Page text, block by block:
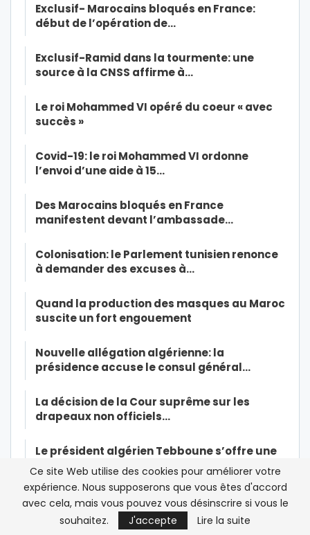
Exclusif- Marocains bloqués en France:
début de l’opération de…
Exclusif-Ramid dans la tourmente: une
source à la CNSS affirme à…
Le roi Mohammed VI opéré du coeur « avec
succès »
Covid-19: le roi Mohammed VI ordonne
l’envoi d’une aide à 15…
Des Marocains bloqués en France
manifestent devant l’ambassade…
Colonisation: le Parlement tunisien renonce
à demander des excuses à…
Quand la production des masques au Maroc
suscite un fort engouement
Nouvelle allégation algérienne: la
présidence accuse le consul général…
La décision de la Cour suprême sur les
drapeaux non officiels…
Le président algérien Tebboune s’offre une
légitimité sur le dos…
Malika Lahnait: Royal Air Maroc doit
« préserver sa trésorerie » pour…
Ce site Web utilise des cookies pour améliorer votre
expérience. Nous supposerons que vous êtes d'accord
avec cela, mais vous pouvez vous désinscrire si vous le
souhaitez.
J'accepte Lire la suite